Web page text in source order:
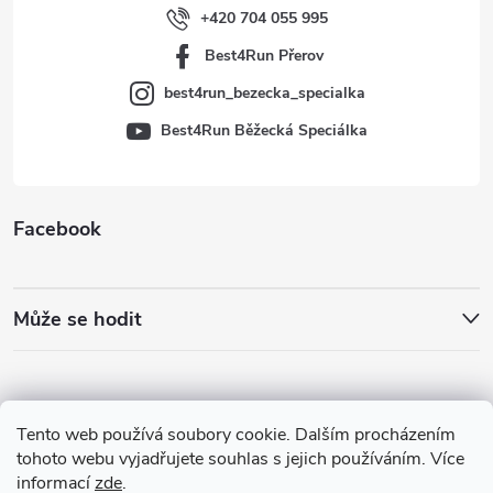
Tento web používá soubory cookie. Dalším procházením
tohoto webu vyjadřujete souhlas s jejich používáním. Více
informacízde.
Facebook
Může se hodit
+420 704 055 995
Best4Run Přerov
best4run_bezecka_specialka
Best4Run Běžecká Speciálka